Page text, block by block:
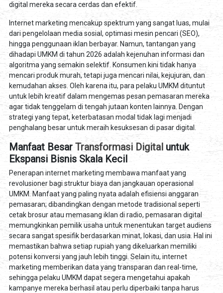
digital mereka secara cerdas dan efektif.
Internet marketing mencakup spektrum yang sangat luas, mulai
dari pengelolaan media sosial, optimasi mesin pencari (SEO),
hingga penggunaan iklan berbayar. Namun, tantangan yang
dihadapi UMKM di tahun 2026 adalah kejenuhan informasi dan
algoritma yang semakin selektif. Konsumen kini tidak hanya
mencari produk murah, tetapi juga mencari nilai, kejujuran, dan
kemudahan akses. Oleh karena itu, para pelaku UMKM dituntut
untuk lebih kreatif dalam mengemas pesan pemasaran mereka
agar tidak tenggelam di tengah jutaan konten lainnya. Dengan
strategi yang tepat, keterbatasan modal tidak lagi menjadi
penghalang besar untuk meraih kesuksesan di pasar digital.
Manfaat Besar Transformasi Digital untuk
Ekspansi Bisnis Skala Kecil
Penerapan internet marketing membawa manfaat yang
revolusioner bagi struktur biaya dan jangkauan operasional
UMKM. Manfaat yang paling nyata adalah efisiensi anggaran
pemasaran; dibandingkan dengan metode tradisional seperti
cetak brosur atau memasang iklan di radio, pemasaran digital
memungkinkan pemilik usaha untuk menentukan target audiens
secara sangat spesifik berdasarkan minat, lokasi, dan usia. Hal ini
memastikan bahwa setiap rupiah yang dikeluarkan memiliki
potensi konversi yang jauh lebih tinggi. Selain itu, internet
marketing memberikan data yang transparan dan real-time,
sehingga pelaku UMKM dapat segera mengetahui apakah
kampanye mereka berhasil atau perlu diperbaiki tanpa harus